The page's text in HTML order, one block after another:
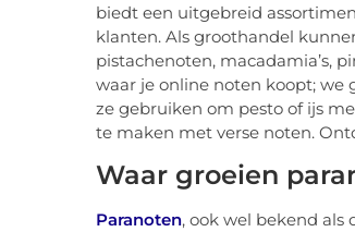
biedt een uitgebreid
klanten. Als groothandel
pistachenoten, macadamia’s,
waar je online noten koopt; we
ze gebruiken om pesto of ijs
te maken met verse noten.
Waar groeien
Paranoten, ook wel bekend als